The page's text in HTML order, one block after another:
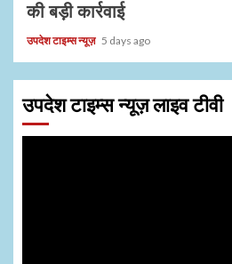
की बड़ी कार्रवाई
उपदेश टाइम्स न्यूज़ 5 days ago
उपदेश टाइम्स न्यूज़ लाइव टीवी